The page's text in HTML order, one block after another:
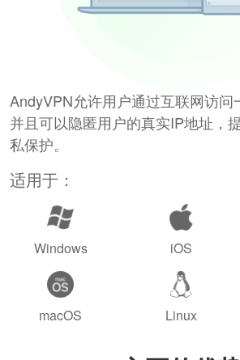
AndyVPN允许用户通过互联网访问
并且可以隐匿用户的真实IP地址，
私保护。
适用于：
Windows iOS
macOS Linux